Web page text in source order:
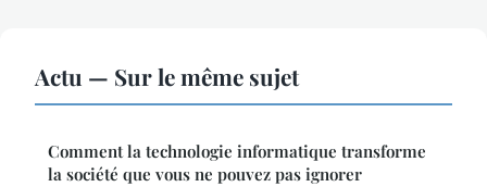
Actu — Sur le même sujet
Comment la technologie informatique transforme
la société que vous ne pouvez pas ignorer